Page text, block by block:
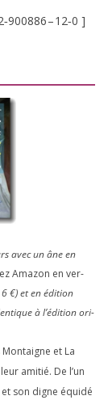
‑900886–12‑0 ]
avec un âne en
Amazon en ver­
6€) et en édi­tion
à l’é­di­tion ori­
et La
ami­tié. De l’un
et son digne équi­dé